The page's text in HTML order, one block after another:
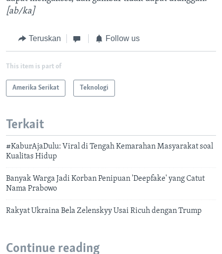
[ab/ka]
Teruskan Follow us
This item is part of
Amerika Serikat Teknologi
Terkait
#KaburAjaDulu: Viral di Tengah Kemarahan Masyarakat soal
Kualitas Hidup
Banyak Warga Jadi Korban Penipuan 'Deepfake' yang Catut
Nama Prabowo
Rakyat Ukraina Bela Zelenskyy Usai Ricuh dengan Trump
Continue reading